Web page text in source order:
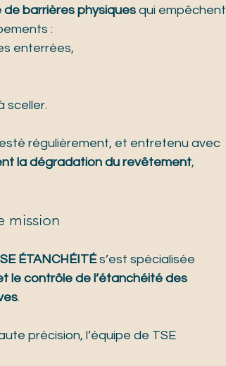
de barrières physiques qui empêchent
:
enterrées,
sceller.
régulièrement, et entretenu avec
la dégradation du revêtement,
mission
ÉTANCHÉITÉ s’est spécialisée
le contrôle de l’étanchéité des
.
précision, l’équipe de TSE